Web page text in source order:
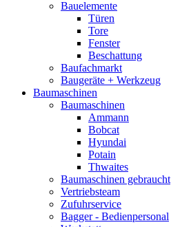
Bauelemente
Türen
Tore
Fenster
Beschattung
Baufachmarkt
Baugeräte + Werkzeug
Baumaschinen
Baumaschinen
Ammann
Bobcat
Hyundai
Potain
Thwaites
Baumaschinen gebraucht
Vertriebsteam
Zufuhrservice
Bagger - Bedienpersonal